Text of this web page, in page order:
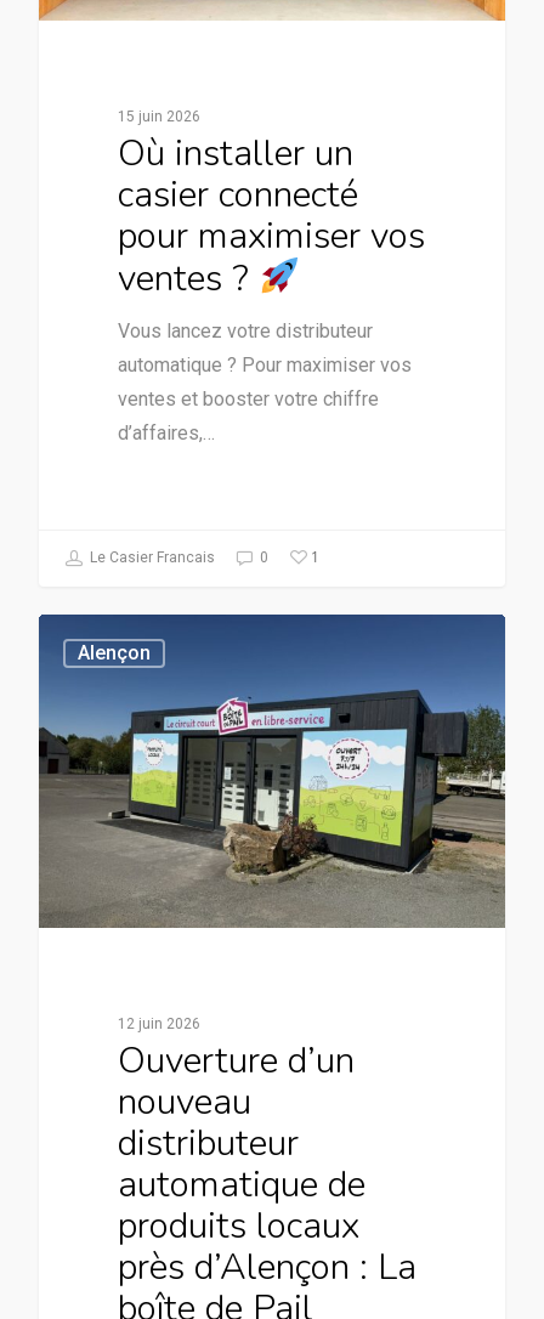
15 juin 2026
Où installer un
casier connecté
pour maximiser vos
ventes ?
Vous lancez votre distributeur
automatique ? Pour maximiser vos
ventes et booster votre chiffre
d’affaires,…
Le Casier Francais 0 1
Alençon
12 juin 2026
Ouverture d’un
nouveau
distributeur
automatique de
produits locaux
près d’Alençon : La
boîte de Pail